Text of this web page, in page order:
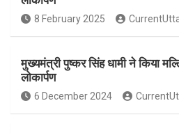
o
o
k
A
p
p
8 February 2025
मुख्यमंत्री पुष्कर सिंह धामी ने किया
लोकार्पण
6 December 2024